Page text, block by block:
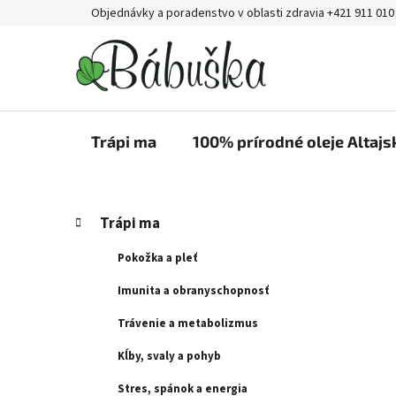
Objednávky a poradenstvo v oblasti zdravia +421 911 010
Trápi ma 100% prírodné oleje
B
Preskočiť
kategórie
K
a
Trápi ma
Pokožka a pleť
Imunita a obranyschopnosť
Trávenie a metabolizmus
Kĺby, svaly a pohyb
Stres, spánok a energia